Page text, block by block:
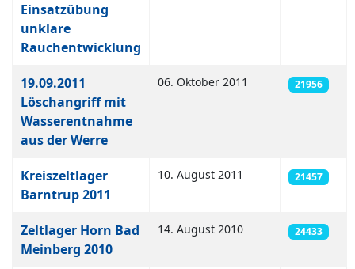
Einsatzübung
unklare
Rauchentwicklung
19.09.2011
Löschangriff mit
Wasserentnahme
aus der Werre
06. Oktober 2011 21956
Kreiszeltlager
Barntrup 2011
10. August 2011 21457
Zeltlager Horn Bad
Meinberg 2010
14. August 2010 24433